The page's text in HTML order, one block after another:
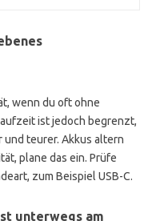
wenn du oft ohne
ist jedoch begrenzt,
und teurer. Akkus altern
plane das ein. Prüfe
zum Beispiel USB-C.
unterwegs am